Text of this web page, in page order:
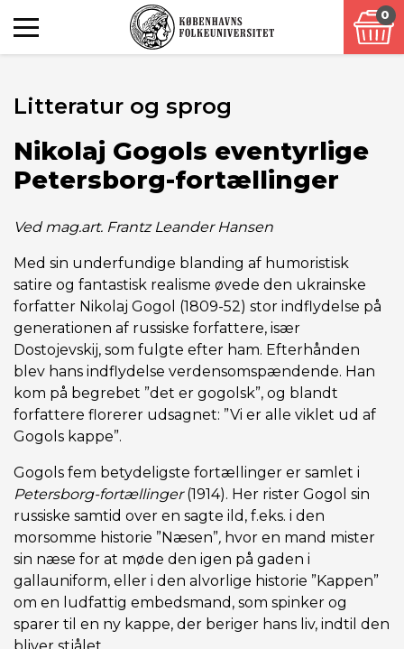
0
Litteratur og sprog
Nikolaj Gogols eventyrlige
Petersborg-fortællinger
Ved mag.art. Frantz Leander Hansen
Med sin underfundige blanding af humoristisk
satire og fantastisk realisme øvede den ukrainske
forfatter Nikolaj Gogol (1809-52) stor indflydelse på
generationen af russiske forfattere, især
Dostojevskij, som fulgte efter ham. Efterhånden
blev hans indflydelse verdensomspændende. Han
kom på begrebet ”det er gogolsk”, og blandt
forfattere florerer udsagnet: ”Vi er alle viklet ud af
Gogols kappe”.
Gogols fem betydeligste fortællinger er samlet i
Petersborg-fortællinger(1914). Her rister Gogol sin
russiske samtid over en sagte ild, f.eks. i den
morsomme historie ”Næsen”, hvor en mand mister
sin næse for at møde den igen på gaden i
gallauniform, eller i den alvorlige historie ”Kappen”
om en ludfattig embedsmand, som spinker og
sparer til en ny kappe, der beriger hans liv, indtil den